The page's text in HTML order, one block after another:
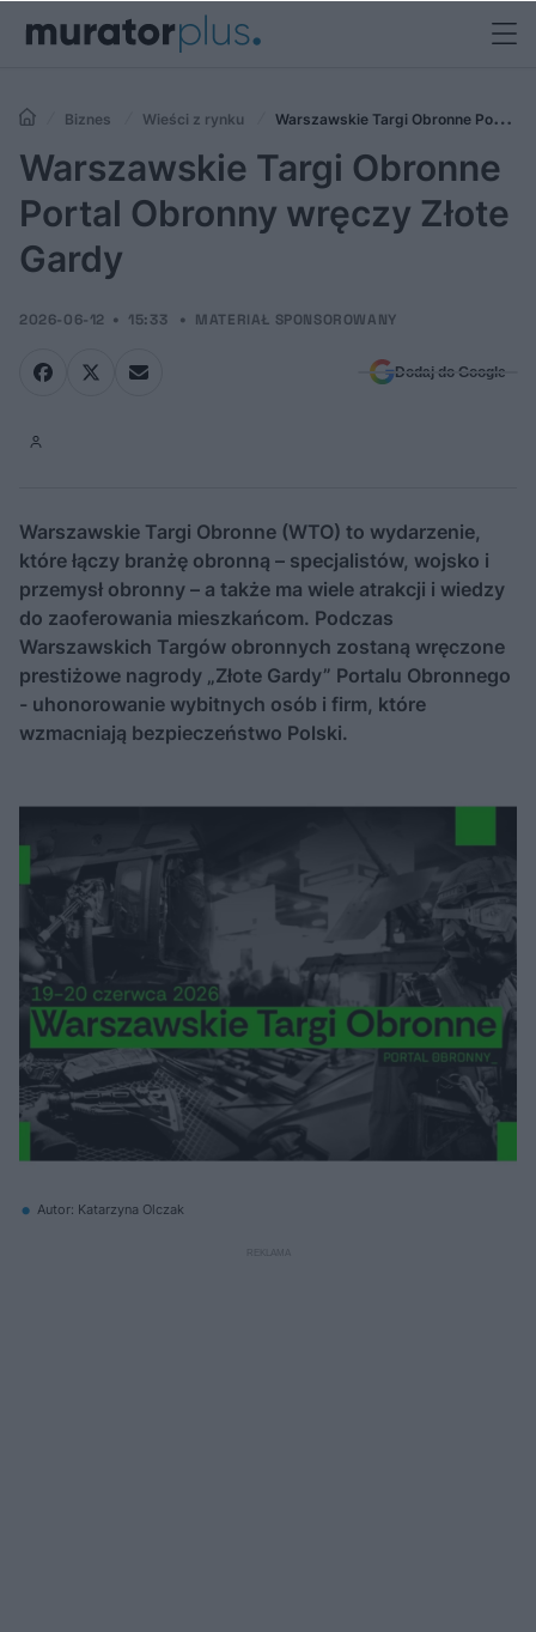
Biznes Wieści z rynku
Warszawskie Targi Obronne Portal
Obronny wręczy Złote Gardy
Warszawskie Targi Obronne
Portal Obronny wręczy Złote
Gardy
2026-06-12 15:33 MATERIAŁ SPONSOROWANY
Dodaj do Google
Warszawskie Targi Obronne (WTO) to wydarzenie,
które łączy branżę obronną – specjalistów, wojsko i
przemysł obronny – a także ma wiele atrakcji i wiedzy
do zaoferowania mieszkańcom. Podczas
Warszawskich Targów obronnych zostaną wręczone
prestiżowe nagrody „Złote Gardy” Portalu Obronnego
- uhonorowanie wybitnych osób i firm, które
wzmacniają bezpieczeństwo Polski.
Autor: Katarzyna Olczak